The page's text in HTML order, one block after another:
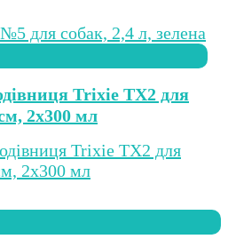
Trixie TX2 для
2х300 мл